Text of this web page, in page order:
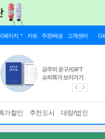
페이지 카트 주문/배송 고객센터
가할인 추천도서 대량/법인